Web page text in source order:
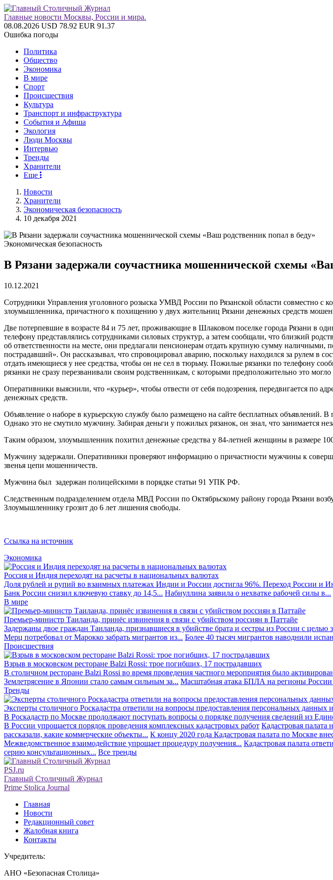
Главные новости Москвы, России и мира.
08.08.2026 USD 78.92 EUR 91.37
Ошибка погоды
Политика
Общество
Экономика
В мире
Спорт
Происшествия
Культура
Транспорт и инфраструктура
События и Афиша
Экология
Люди Москвы
Интервью
Тренды
Хранители
Еще
Новости
Хранители
Экономическая безопасность
10 декабря 2021
Экономическая безопасность
В Рязани задержали соучастника мошеннической схемы
10.12.2021
Сотрудники Управления уголовного розыска УМВД России по Рязанской области совместно с
злоумышленника, причастного к похищению у двух жительниц Рязани денежных средств
Две потерпевшие в возрасте 84 и 75 лет, проживающие в Шлаковом поселке города Рязани в
телефону представлялись сотрудниками силовых структур, а затем сообщали, что близкий
об ответственности на месте, они предлагали пенсионерам отдать крупную сумму наличными,
пострадавший». Он рассказывал, что спровоцировал аварию, поскольку находился за рулем в
отдать имеющиеся у нее средства, чтобы он не сел в тюрьму. Пожилые рязанки по телефону
рязанки не сразу перезванивали своим родственникам, с которыми предположительно это
Оперативники выяснили, что «курьер», чтобы отвести от себя подозрения, передвигается по
денежных средств.
Объявление о наборе в курьерскую службу было размещено на сайте бесплатных объявлений. В
Однако это не смутило мужчину. Забирая деньги у пожилых рязанок, он знал, что занимается
Таким образом, злоумышленник похитил денежные средства у 84-летней женщины в размере
Мужчину задержали. Оперативники проверяют информацию о причастности мужчины к
звенья цепи мошенничеств.
Мужчина был задержан полицейскими в порядке статьи 91 УПК РФ.
Следственным подразделением отдела МВД России по Октябрьскому району города Рязани
Злоумышленнику грозит до 6 лет лишения свободы.
Ссылка на источник
Экономика
Россия и Индия переходят на расчеты в национальных валютах
Доля рублей и рупий во взаимных платежах Индии и России достигла 96%. Переход России и
Банк России снизил ключевую ставку до 14,5... Набиуллина заявила о нехватке рабочей силы в...
В мире
Премьер-министр Таиланда, принёс извинения в связи с убийством россиян в Паттайе
Задержаны двое граждан Таиланда, признавшиеся в убийстве брата и сестры из России с целью
Мерц потребовал от Марокко забрать мигрантов из... Более 40 тысяч мигрантов наводнили
Происшествия
Взрыв в московском ресторане Balzi Rossi: трое погибших, 17 пострадавших
В столичном ресторане Balzi Rossi во время проведения частного мероприятия было
Землетрясение в Японии стало самым сильным за... Масштабная атака БПЛА на регионы России
Тренды
Эксперты столичного Роскадастра ответили на вопросы предоставления персональных данных
В Роскадастр по Москве продолжают поступать вопросы о порядке получения сведений из
В России упрощается порядок проведения комплексных кадастровых работ Кадастровая
рассказали, какие коммерческие объекты... К концу 2020 года Кадастровая палата по Москве
Межведомственное взаимодействие упрощает процедуру получения... Кадастровая палата
серию консультационных... Все тренды
PSJ.ru
Главный Столичный Журнал
Prime Stolica Journal
Главная
Новости
Редакционный совет
Жалобная книга
Контакты
Учредитель:
АНО «Безопасная Столица»